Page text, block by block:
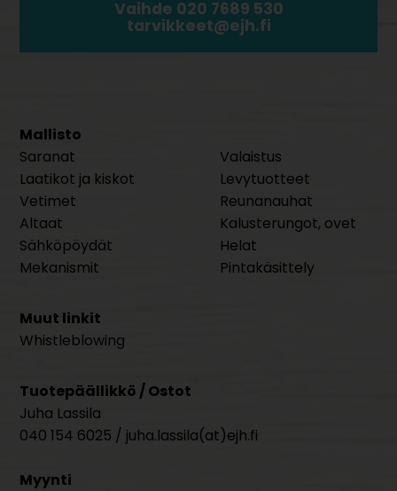
Vaihde 020 7689 530
tarvikkeet@ejh.fi
Mallisto
Saranat
Laatikot ja kiskot
Vetimet
Altaat
Sähköpöydät
Mekanismit
Valaistus
Levytuotteet
Reunanauhat
Kalusterungot, ovet
Helat
Pintakäsittely
Muut linkit
Whistleblowing
Tuotepäällikkö / Ostot
Juha Lassila
040 154 6025 / juha.lassila(at)ejh.fi
Myynti